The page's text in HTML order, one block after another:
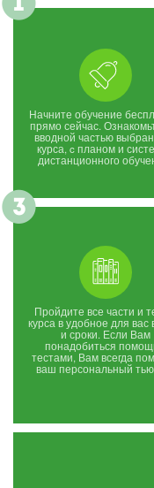
Начните обучение
прямо сейчас.
вводной частью
курса, c планом и
дистанционного
Пройдите все части и
курса в удобное для вас
и сроки. Если Вам
понадобиться
тестами, Вам всегда
ваш персональный